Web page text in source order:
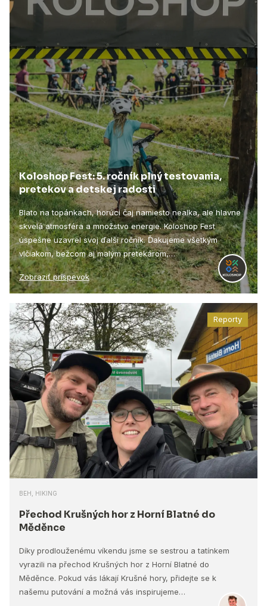
Koloshop Fest: 5. ročník plný testovania,
pretekov a detskej radosti
Blato na topánkach, horúci čaj namiesto nealka, ale hlavne
skvelá atmosféra a množstvo energie. Koloshop Fest
úspešne uzavrel svoj ďalší ročník. Ďakujeme všetkým
vlčiakom, bežcom aj malým pretekárom,…
Zobraziť príspevok
Reporty
BEH, HIKING
Přechod Krušných hor z Horní Blatné do
Měděnce
Díky prodlouženému víkendu jsme se sestrou a tatínkem
vyrazili na přechod Krušných hor z Horní Blatné do
Měděnce. Pokud vás lákají Krušné hory, přidejte se k
našemu putování a možná vás inspirujeme…